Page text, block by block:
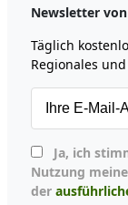
Newsletter
Täglich
Regionales
Nutzung
der